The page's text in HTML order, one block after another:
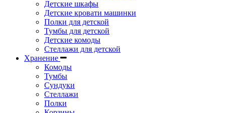
Детские шкафы
Детские кровати машинки
Полки для детской
Тумбы для детской
Детские комоды
Стеллажи для детской
Хранение
Комоды
Тумбы
Сундуки
Стеллажи
Полки